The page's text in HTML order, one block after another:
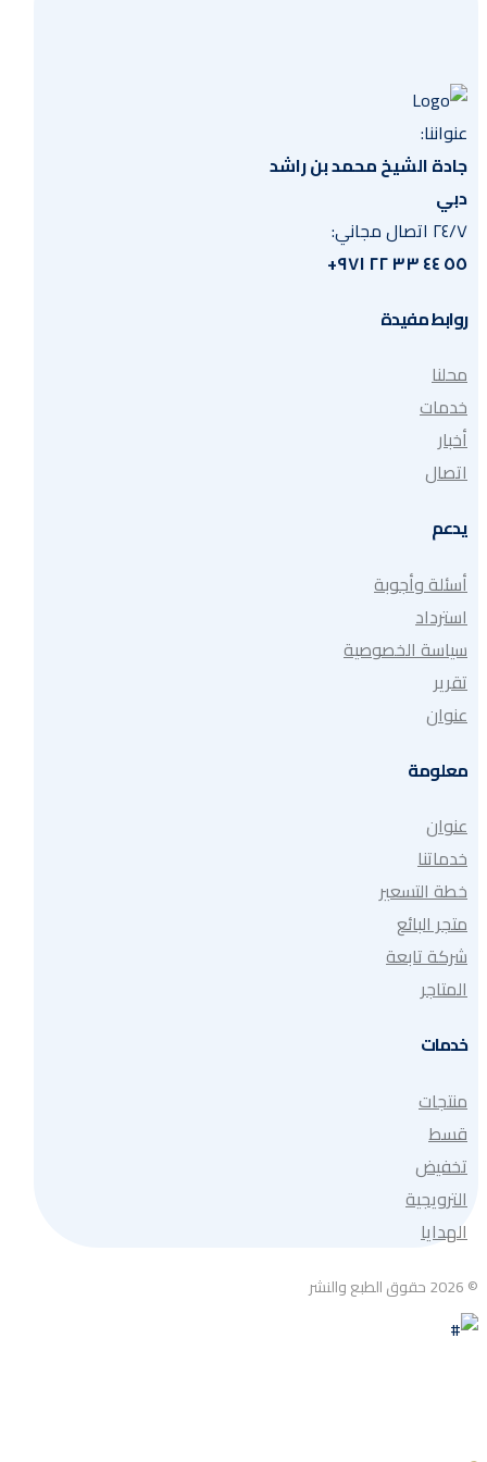
عنواننا:
جادة الشيخ محمد بن راشد
دبي
٢٤/٧ اتصال مجاني:
٥٥ ٤٤ ٣٣ ٢٢ ٩٧١+
روابط مفيدة
محلنا
خدمات
أخبار
اتصال
يدعم
أسئلة وأجوبة
استرداد
سياسة الخصوصية
تقرير
عنوان
معلومة
عنوان
خدماتنا
خطة التسعير
متجر البائع
شركة تابعة
المتاجر
خدمات
منتجات
قسط
تخفيض
الترويجية
الهدايا
© 2026 حقوق الطبع والنشر